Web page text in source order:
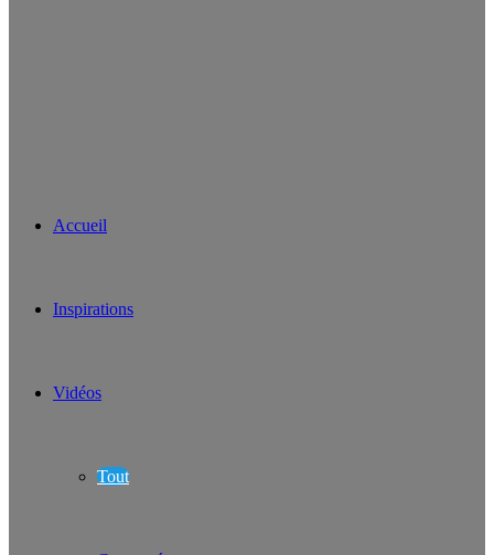
Accueil
Inspirations
Vidéos
Tout